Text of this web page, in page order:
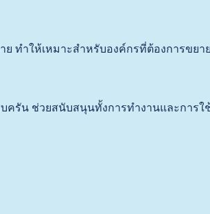
ย ทำให้เหมาะสำหรับองค์กรที่ต้องการขย
ครัน ช่วยสนับสนุนทั้งการทำงานและการใ